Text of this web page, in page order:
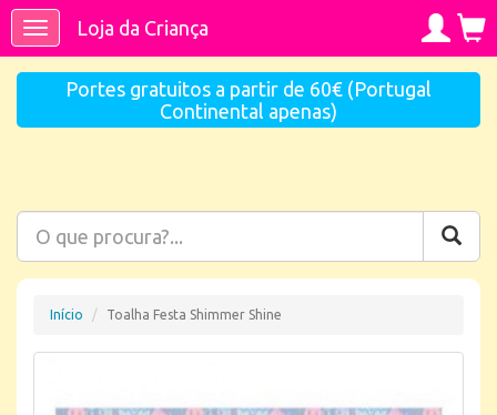
ToggleLoja da Criança
Portes gratuitos a partir de 60€ (Portugal
Continental apenas)
Início Toalha Festa Shimmer Shine